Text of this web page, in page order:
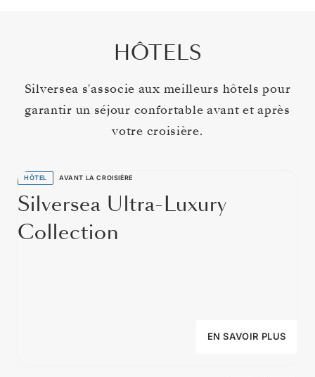
HÔTELS
Silversea s'associe aux meilleurs hôtels pour
garantir un séjour confortable avant et après
votre croisière.
HÔTEL AVANT LA CROISIÈRE
Silversea Ultra-Luxury
Collection
EN SAVOIR PLUS